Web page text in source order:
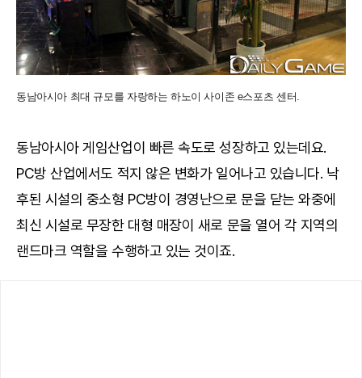
동남아시아 최대 규모를 자랑하는 하노이 사이존 e스포츠 센터.
동남아시아 게임산업이 빠른 속도로 성장하고 있는데요.
PC방 산업에서도 적지 않은 변화가 일어나고 있습니다. 낙
후된 시설의 중소형 PC방이 경영난으로 문을 닫는 와중에
최신 시설로 무장한 대형 매장이 새로 문을 열어 각 지역의
랜드마크 역할을 수행하고 있는 것이죠.